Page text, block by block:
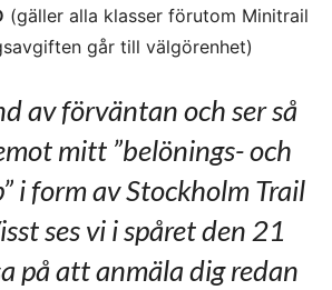
(gäller alla klasser förutom Minitrail
går till välgörenhet)
av förväntan och ser så
mitt ”belönings- och
i form av Stockholm Trail
ses vi i spåret den 21
på att anmäla dig redan